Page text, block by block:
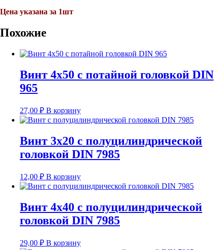
Цена указана за 1шт
Похожие
Винт 4х50 с потайной головкой DIN
965
27,00 ₽ В корзину
Винт 3х20 с полуцилиндрической
головкой DIN 7985
12,00 ₽ В корзину
Винт 4х40 с полуцилиндрической
головкой DIN 7985
29,00 ₽ В корзину